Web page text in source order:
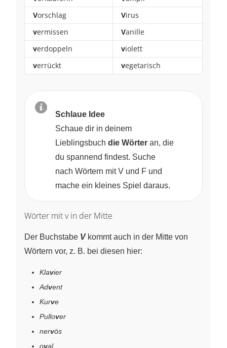
Vorschlag Virus
vermissen Vanille
verdoppeln violett
verrückt vegetarisch
Schlaue Idee
Schaue dir in deinem
Lieblingsbuch die Wörter an, die
du spannend findest. Suche
nach Wörtern mit V und F und
mache ein kleines Spiel daraus.
Wörter mit v in der Mitte
Der Buchstabe Vkommt auch in der Mitte von
Wörtern vor, z. B. bei diesen hier:
Klavier
Advent
Kurve
Pullover
nervös
oval